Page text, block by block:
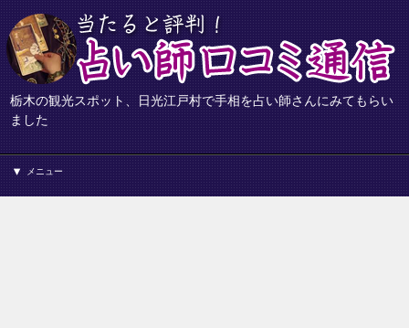
栃木の観光スポット、日光江戸村で手相を占い師さんにみてもらい
ました
メニュー